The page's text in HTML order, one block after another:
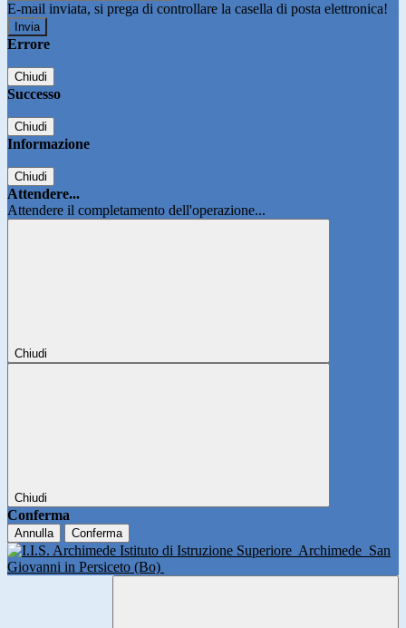
E-mail inviata, si prega di controllare la casella di posta elettronica!
Errore
Chiudi
Successo
Chiudi
Informazione
Chiudi
Attendere...
Attendere il completamento dell'operazione...
Chiudi
Chiudi
Conferma
Annulla Conferma
Istituto di Istruzione Superiore Archimede San
Giovanni in Persiceto (Bo)